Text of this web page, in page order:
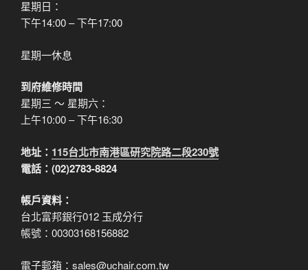
星期日：
下午14:00 – 下午17:00
星期一休息
到府維修時間
星期三 ～ 星期六：
上午10:00 – 下午16:30
地址： 115台北市南港區研究院路二段230號
電話：(02)2783-8824
帳戶資料：
台北富邦銀行012 玉成分行
帳號：00303168156882
電子郵箱：sales@uchair.com.tw